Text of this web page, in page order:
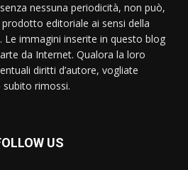
nessuna periodicità, non può,
editoriale ai sensi della
Le immagini inserite in questo blog
da Internet. Qualora la loro
diritti d’autore, vogliate
rimossi.
US